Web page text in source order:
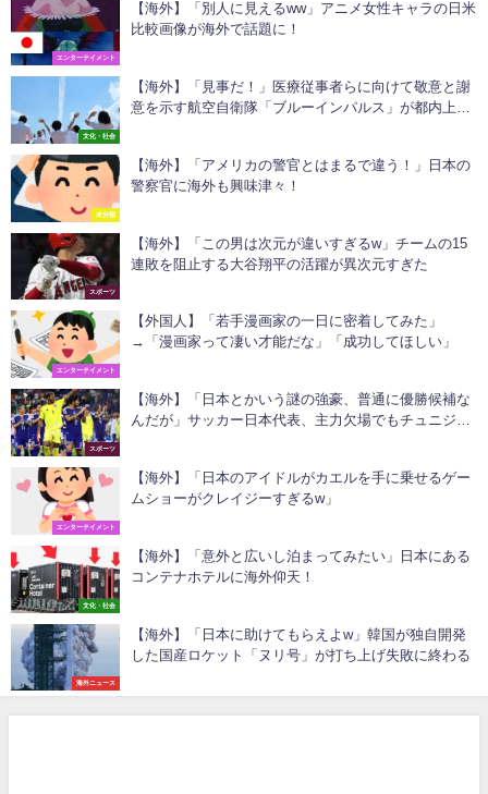
エンターテイメント
【海外】「別人に見えるww」アニメ女性キャラの日米
比較画像が海外で話題に！
文化・社会
【海外】「見事だ！」医療従事者らに向けて敬意と謝
意を示す航空自衛隊「ブルーインパルス」が都内上空
未分類
【海外】「アメリカの警官とはまるで違う！」日本の
警察官に海外も興味津々！
スポーツ
【海外】「この男は次元が違いすぎるw」チームの15
連敗を阻止する大谷翔平の活躍が異次元すぎた
エンターテイメント
【外国人】「若手漫画家の一日に密着してみた」
→「漫画家って凄い才能だな」「成功してほしい」
スポーツ
【海外】「日本とかいう謎の強豪、普通に優勝候補な
んだが」サッカー日本代表、主力欠場でもチュニジア
エンターテイメント
【海外】「日本のアイドルがカエルを手に乗せるゲー
ムショーがクレイジーすぎるw」
文化・社会
【海外】「意外と広いし泊まってみたい」日本にある
コンテナホテルに海外仰天！
海外ニュース
【海外】「日本に助けてもらえよw」韓国が独自開発
した国産ロケット「ヌリ号」が打ち上げ失敗に終わる